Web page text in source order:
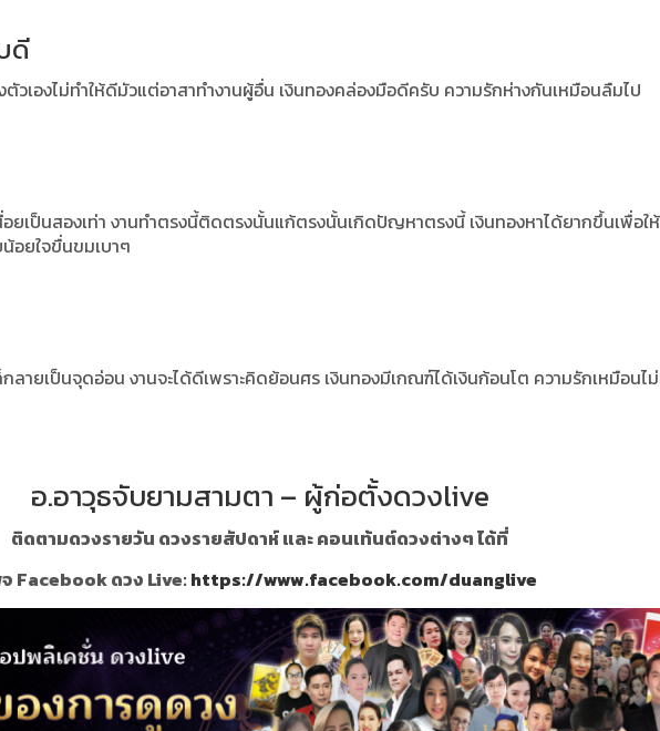
ดี
ตัวเองไม่ทำให้ดีมัวแต่อาสาทำงานผู้อื่น เงินทองคล่องมือดีครับ ความรักห่างกันเหมือนลืมไป
อยเป็นสองเท่า งานทำตรงนี้ติดตรงนั้นแก้ตรงนั้นเกิดปัญหาตรงนี้เงินทองหาได้ยากขึ้นเพื่อใ
อยใจขื่นขมเบาๆ
ายเป็นจุดอ่อน งานจะได้ดีเพราะคิดย้อนศร เงินทองมีเกณฑ์ได้เงินก้อนโต ความรักเหมือนไ
อ.อาวุธจับยามสามตา – ผู้ก่อตั้งดวงlive
ติดตามดวงรายวัน ดวงรายสัปดาห์ และ คอนเท้นต์ดวงต่างๆ ได้ที่
Facebook ดวง Live:https://www.facebook.com/duanglive